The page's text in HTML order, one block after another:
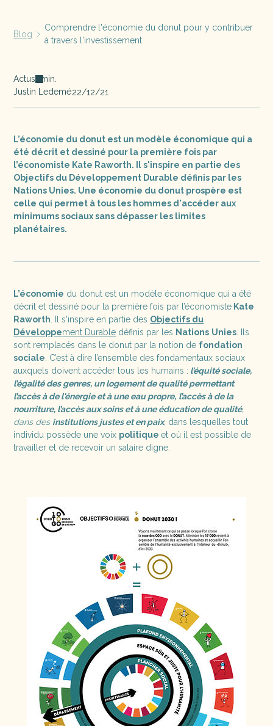
Blog
Comprendre l'économie du donut pour y contribuer
à travers l'investissement
Actus
min.
Justin Ledemé22/12/21
L’économie du donut est un modèle économique qui a
été décrit et dessiné pour la première fois par
l’économiste Kate Raworth. Il s'inspire en partie des
Objectifs du Développement Durable définis par les
Nations Unies. Une économie du donut prospère est
celle qui permet à tous les hommes d'accéder aux
minimums sociaux sans dépasser les limites
planétaires.
L’économie du donut est un modèle économique qui a été
décrit et dessiné pour la première fois par l’économiste Kate
Raworth . Il s'inspire en partie des Objectifs du
Développement Durable définis par les Nations Unies . Ils
sont remplacés dans le donut par la notion de fondation
sociale . C’est à dire l’ensemble des fondamentaux sociaux
auxquels doivent accéder tous les humains : l’équité sociale,
l’égalité des genres, un logement de qualité permettant
l’accès à de l'énergie et à une eau propre, l’accès à de la
nourriture, l’accès aux soins et à une éducation de qualité,
dans des institutions justes et en paix, dans lesquelles tout
individu possède une voix politiqueet où il est possible de
travailler et de recevoir un salaire digne.